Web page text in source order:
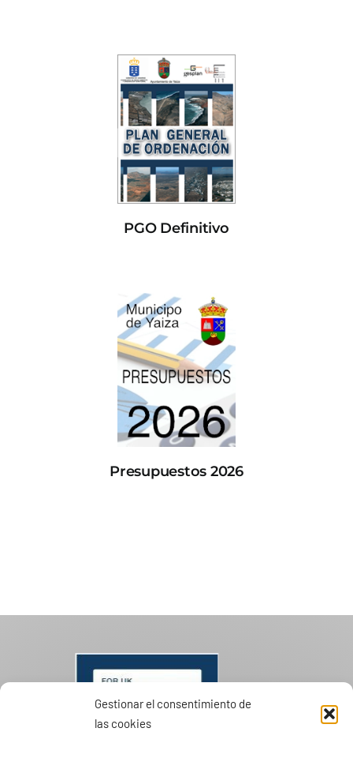
Gestionar el consentimiento de
las cookies
PGO Definitivo
Presupuestos 2026